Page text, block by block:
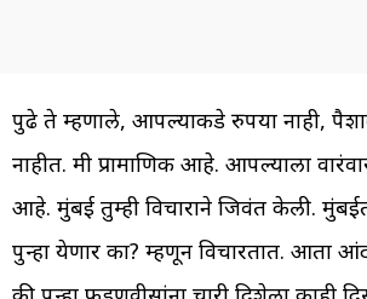
पुढे ते म्हणाले, आपल्याकडे रुपया नाही,
नाहीत. मी प्रामाणिक आहे. आपल्याला
आहे. मुंबई तुम्ही विचाराने जिवंत केली.
पुन्हा येणार का? म्हणून विचारतात. आता